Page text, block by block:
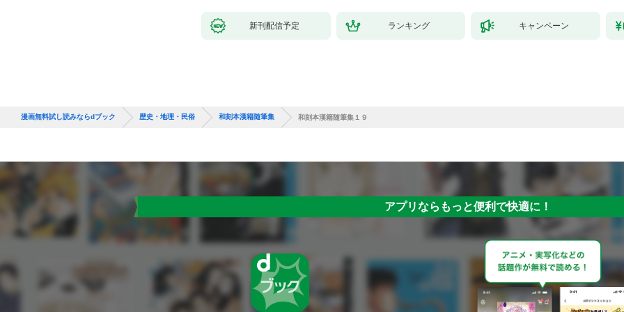
新刊配信予定 ランキング キャンペーン
漫画無料試し読みならdブック 歴史・地理・民俗 和刻本漢籍随筆集 和刻本漢籍随筆集１９
アプリならもっと便利で快適に！